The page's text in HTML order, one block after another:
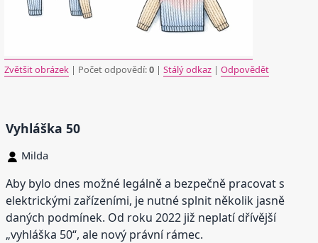
Zvětšit obrázek | Počet odpovědí:0 |Stálý odkaz |Odpovědět
Vyhláška 50
Milda
Aby bylo dnes možné legálně a bezpečně pracovat s
elektrickými zařízeními, je nutné splnit několik jasně
daných podmínek. Od roku 2022 již neplatí dřívější
„vyhláška 50“, ale nový právní rámec.